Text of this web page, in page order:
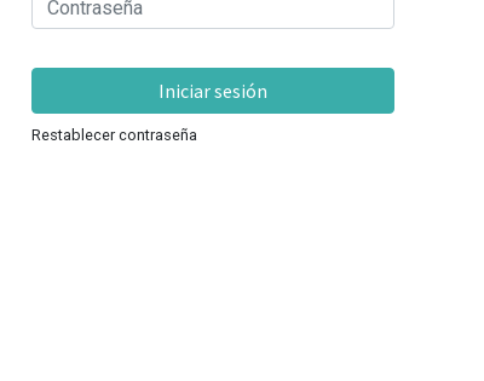
Iniciar sesión
Restablecer contraseña